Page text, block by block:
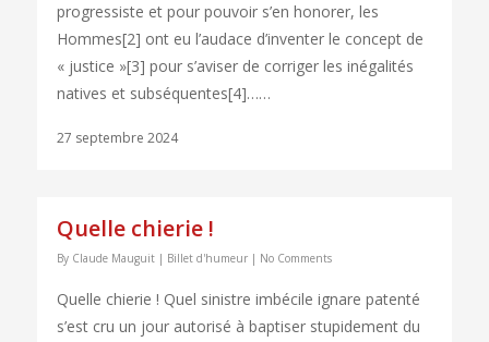
progressiste et pour pouvoir s’en honorer, les
Hommes[2] ont eu l’audace d’inventer le concept de
« justice »[3] pour s’aviser de corriger les inégalités
natives et subséquentes[4]……
27 septembre 2024
Quelle chierie !
By Claude Mauguit | Billet d'humeur | No Comments
Quelle chierie ! Quel sinistre imbécile ignare patenté
s’est cru un jour autorisé à baptiser stupidement du